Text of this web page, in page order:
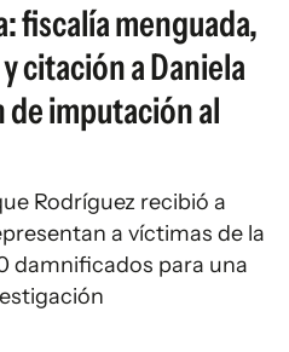
fiscalía menguada,
citación a Daniela
de imputación al
Rodríguez recibió a
a víctimas de la
damnificados para una